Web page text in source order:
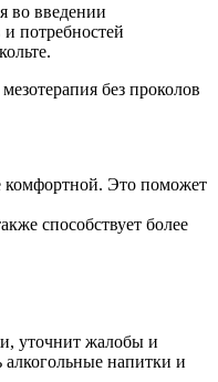
во введении
потребностей
без проколов
комфортной. Это поможет
способствует более
уточнит жалобы и
напитки и